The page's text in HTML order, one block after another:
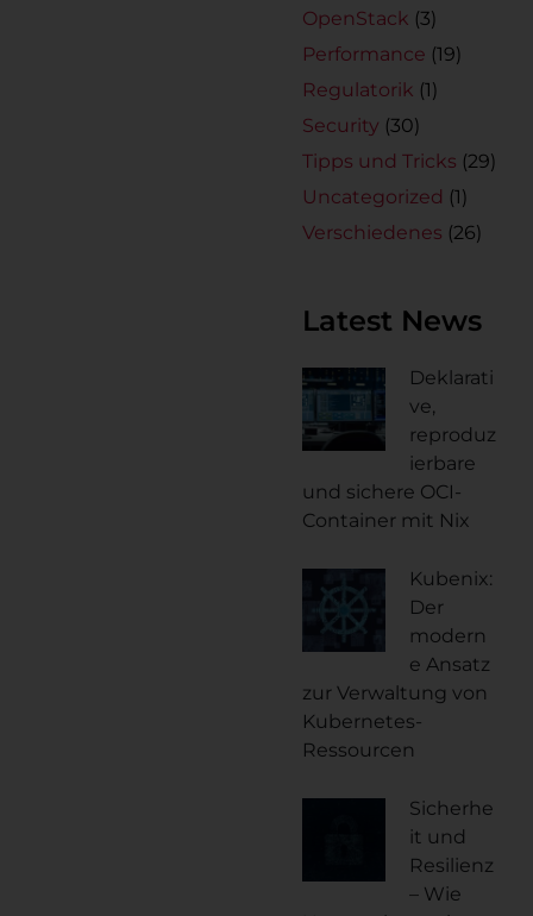
OpenStack (3)
Performance (19)
Regulatorik (1)
Security (30)
Tipps und Tricks (29)
Uncategorized (1)
Verschiedenes (26)
Latest News
Deklarati
ve,
reproduz
ierbare
und sichere OCI-
Container mit Nix
Kubenix:
Der
modern
e Ansatz
zur Verwaltung von
Kubernetes-
Ressourcen
Sicherhe
it und
Resilienz
– Wie